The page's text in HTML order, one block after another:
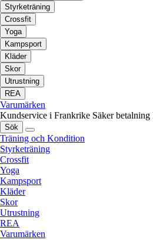
Styrketräning
Crossfit
Yoga
Kampsport
Kläder
Skor
Utrustning
REA
Varumärken
Kundservice i Frankrike Säker betalning
Sök
Träning och Kondition
Styrketräning
Crossfit
Yoga
Kampsport
Kläder
Skor
Utrustning
REA
Varumärken